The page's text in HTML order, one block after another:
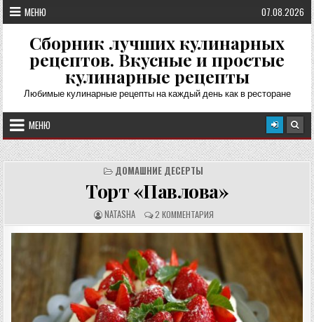
Перейти
к
содержимому
МЕНЮ 07.08.2026
Сборник лучших кулинарных
рецептов. Вкусные и простые
кулинарные рецепты
Любимые кулинарные рецепты на каждый день как в ресторане
МЕНЮ
ДОМАШНИЕ ДЕСЕРТЫ
Торт «Павлова»
А
В
Т
Р
Р
Е
Ц
Е
П
Т
А
:
NATASHA О
Т
З
В
Ы
:
2 КОММЕНТАРИЯ